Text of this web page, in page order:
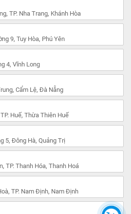
TP. Nha Trang, Khánh Hòa
9, Tuy Hòa, Phú Yên
4, Vĩnh Long
Cẩm Lệ, Đà Nẵng
Huế, Thừa Thiên Huế
5, Đông Hà, Quảng Trị
TP. Thanh Hóa, Thanh Hoá
TP. Nam Định, Nam Định